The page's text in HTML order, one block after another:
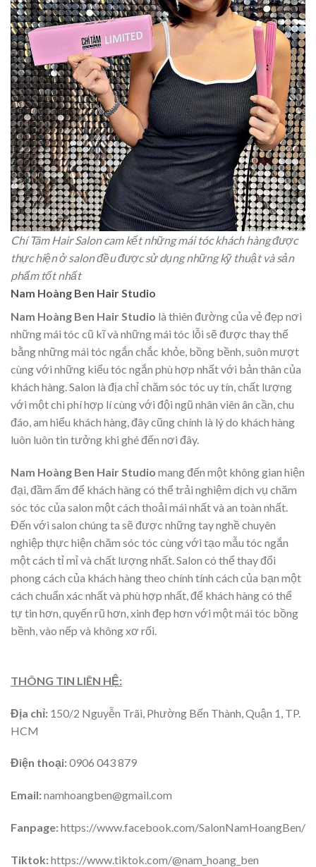
Chí Tâm Hair Salon cam kết những mái tóc khách hàng được
thực hiện ở salon đều được sử dụng những kỹ thuật và sản
phẩm tốt nhất
Nam Hoàng Ben Hair Studio
Nam Hoàng Ben Hair Studio là thiên đường của vẻ đẹp nơi
những mái tóc cũ kĩ và những mái tóc lỗi sẽ được thay thế
bằng những mái tóc ngắn chắc khỏe, bồng bềnh, suôn mượt
cùng với những kiểu tóc ngắn phù hợp nhất với bản thân của
khách hàng. Salon là địa chỉ chăm sóc tóc uy tín, chất lượng
với một chi phí hợp lí cùng với đội ngũ nhân viên ân cần, chu
đáo, am hiểu khách hàng, đây cũng chính là lý do khách hàng
luôn luôn tin tưởng khi ghé đến nơi đây.
Nam Hoàng Ben Hair Studio mang đến một không gian hiện
đại, đầm ấm để khách hàng có thể trải nghiệm dịch vụ chăm
sóc tóc của salon một cách thoải mái nhất và an toàn nhất.
Đến với salon chúng ta sẽ được những tay nghề chuyên
nghiệp thực hiện chăm sóc tóc cùng với tạo mẫu tóc ngắn
một cách tỉ mỉ và chất lượng nhất.Salon có thể thay đổi
phong cách của khách hàng theo chính tính cách của bạn một
cách chuẩn xác nhất và phù hợp nhất, để khách hàng có thể
tự tin hơn, quyến rũ hơn, xinh đẹp hơn với một mái tóc bồng
bềnh, vào nếp và không xơ rối.
THÔNG TIN LIÊN HỆ:
Địa chỉ: 150/2 Nguyễn Trãi, Phường Bến Thành, Quận 1, TP.
HCM
Điện thoại:0906 043 879
Email:namhoangben@gmail.com
Fanpage:https://www.facebook.com/SalonNamHoangBen/
Tiktok:https://www.tiktok.com/@nam_hoang_ben